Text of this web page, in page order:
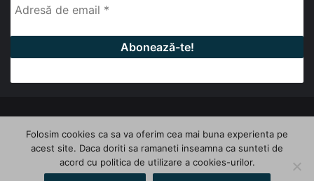
FacebookLinkedInYouTube
Folosim cookies ca sa va oferim cea mai buna experienta pe
acest site. Daca doriti sa ramaneti inseamna ca sunteti de
acord cu politica de utilizare a cookies-urilor.